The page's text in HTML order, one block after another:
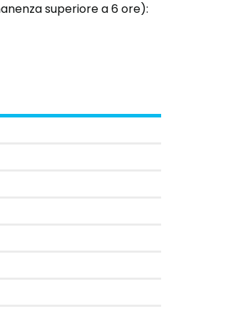
superiore a 6 ore):